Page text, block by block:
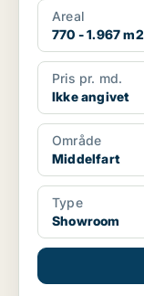
Areal
770 - 1.967 m2
Pris pr. md.
Ikke angivet
Område
Middelfart
Type
Showroom